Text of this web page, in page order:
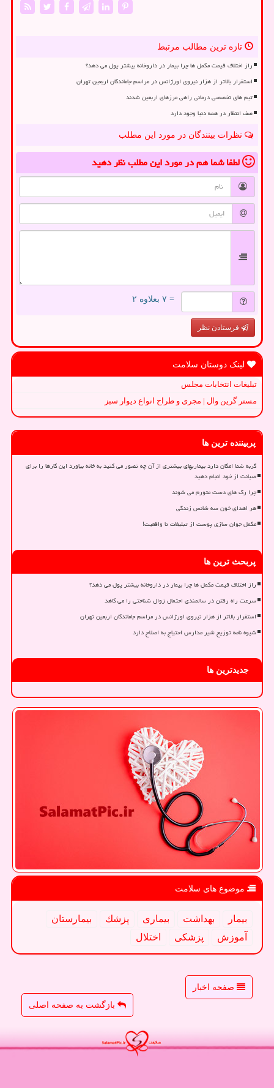
تازه ترین مطالب مرتبط
راز اختلاف قیمت مکمل ها چرا بیمار در داروخانه بیشتر پول می دهد؟
استقرار بالاتر از هزار نیروی اورژانس در مراسم جاماندگان اربعین تهران
تیم های تخصصی درمانی راهی مرزهای اربعین شدند
صف انتظار در همه دنیا وجود دارد
نظرات بینندگان در مورد این مطلب
لطفا شما همدر مورد این مطلبنظر دهید
= ۷ بعلاوه ۲
فرستادن نظر
لینک دوستان سلامت
تبلیغات انتخابات مجلس
مستر گرین وال | مجری و طراح انواع دیوار سبز
پربیننده ترین ها
گربه شما امکان دارد بیماریهای بیشتری از آن چه تصور می کنید به خانه بیاورد این کارها را برای
صیانت از خود انجام دهید
چرا رگ های دست متورم می شوند
هر اهدای خون سه شانس زندگی
مکمل جوان سازی پوست از تبلیغات تا واقعیت!
پربحث ترین ها
راز اختلاف قیمت مکمل ها چرا بیمار در داروخانه بیشتر پول می دهد؟
سرعت راه رفتن در سالمندی احتمال زوال شناختی را می کاهد
استقرار بالاتر از هزار نیروی اورژانس در مراسم جاماندگان اربعین تهران
شیوه نامه توزیع شیر مدارس احتیاج به اصلاح دارد
جدیدترین ها
موضوع های سلامت
بیمار بهداشت بیماری پزشك
بیمارستان
آموزش
پزشكی اختلال
صفحه اخبار
بازگشت به صفحه اصلی